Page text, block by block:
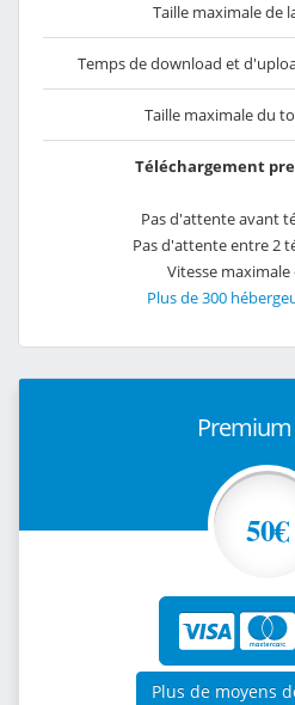
Taille maximale de
Temps de download et
Taille maximale du
Téléchargement
Pas d'attente avant
Pas d'attente entre 2
Vitesse
Plus de 300
Premium
50€
Plus de moyens